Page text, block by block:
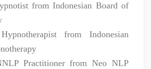
from Indonesian Board of
from Indonesian
Practitioner from Neo NLP